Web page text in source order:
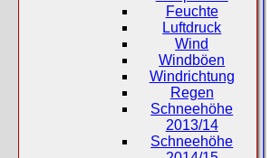
Feuchte
Luftdruck
Wind
Windböen
Windrichtung
Regen
Schneehöhe
2013/14
Schneehöhe